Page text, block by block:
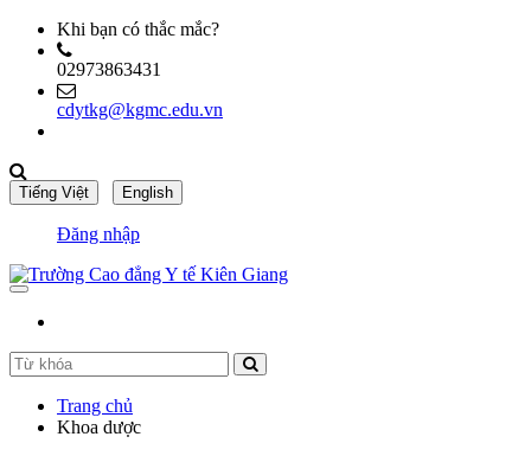
Khi bạn có thắc mắc?
02973863431
cdytkg@kgmc.edu.vn
Đăng nhập
Trang chủ
Khoa dược